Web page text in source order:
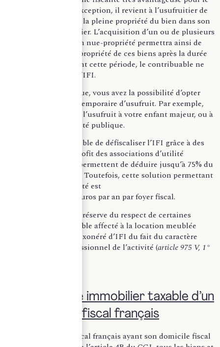
contribuable. Sauf exception, il revient à l’usufruitier de
déclarer la valeur de la pleine propriété du bien dans son
patrimoine immobilier. L’acquisition d’un ou de plusieurs
biens immobiliers en nue-propriété permettra ainsi de
récupérer la pleine-propriété de ces biens après la durée
de l’usufruit. Pendant cette période, le contribuable ne
sera pas assujetti à l’IFI.
Dans la même logique, vous avez la possibilité d’opter
pour une donation temporaire d’usufruit. Par exemple,
vous pouvez donner l’usufruit à votre enfant majeur, ou à
un organisme d’utilité publique.
En outre, il est possible de défiscaliser l’IFI grâce à des
dons effectués au profit des associations d’utilité
publique. Les dons permettent de déduire jusqu’à 75% du
montant de l’IFI dû. Toutefois, cette solution permettant
d’optimiser sa fiscalité est
plafonnée à 50 000 euros par an par foyer fiscal.
Rappelons que sous réserve du respect de certaines
conditions, l’immeuble affecté à la location meublée
professionnelle est exonéré d’IFI du fait du caractère
commercial et professionnel de l’activité (article 975 V, 1°
III. Patrimoine immobilier taxable d’un
non résident fiscal français
Pour un résident fiscal français ayant son domicile fiscal